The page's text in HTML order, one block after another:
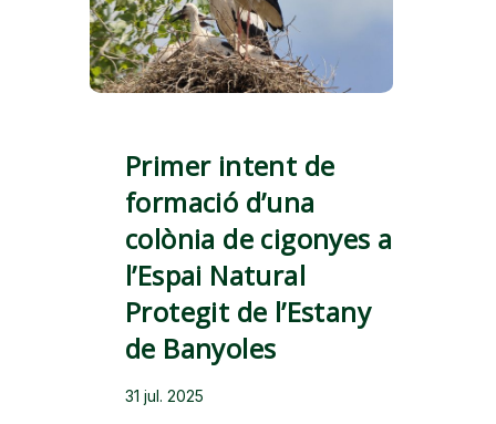
Primer intent de
formació d’una
colònia de cigonyes a
l’Espai Natural
Protegit de l’Estany
de Banyoles
31 jul. 2025